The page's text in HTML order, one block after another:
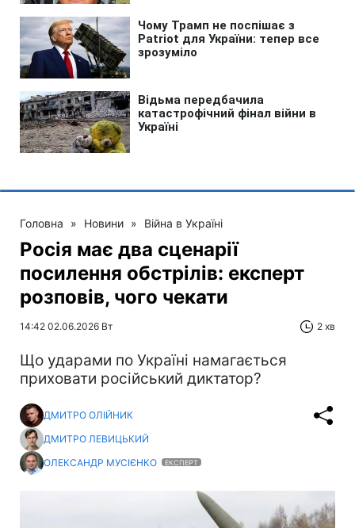
Головна » Новини » Війна в Україні
Росія має два сценарії
посилення обстрілів: експерт
розповів, чого чекати
14:42 02.06.2026 Вт 2 хв
Що ударами по Україні намагається
приховати російський диктатор?
ДМИТРО ОЛІЙНИК
ДМИТРО ЛЕВИЦЬКИЙ
ОЛЕКСАНДР МУСІЄНКО
ЕКСПЕРТ